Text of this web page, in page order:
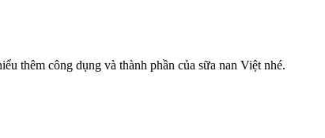
thêm công dụng và thành phần của sữa nan Việt nhé.